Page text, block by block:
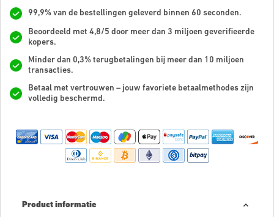
99,9% van de bestellingen geleverd binnen 60 seconden.
Beoordeeld met 4,8/5 door meer dan 3 miljoen geverifieerde
kopers.
Minder dan 0,3% terugbetalingen bij meer dan 10 miljoen
transacties.
Betaal met vertrouwen – jouw favoriete betaalmethodes zijn
volledig beschermd.
Product informatie